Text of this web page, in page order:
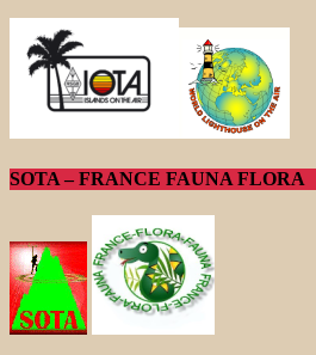
SOTA – FRANCE FAUNA FLORA